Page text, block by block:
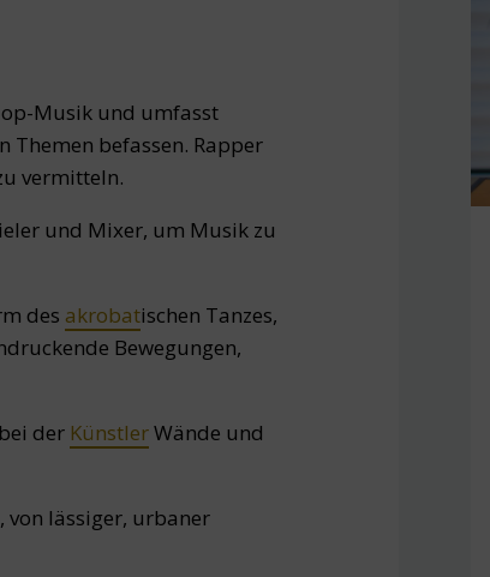
Musik und umfasst
Themen befassen. Rapper
vermitteln.
und Mixer, um Musik zu
des akrobatischen Tanzes,
Bewegungen,
der KünstlerWände und
lässiger, urbaner